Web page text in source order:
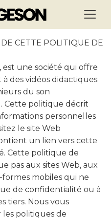
DE CETTE POLITIQUE DE
est une société qui offre
des vidéos didactiques
du son
Cette politique décrit
personnelles
le site Web
un lien vers cette
Cette politique de
pas aux sites Web, aux
mobiles qui ne
de confidentialité ou à
tiers. Nous vous
politiques de